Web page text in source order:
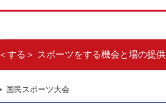
＜する＞ スポーツをする機会と場の提供
国民スポーツ大会